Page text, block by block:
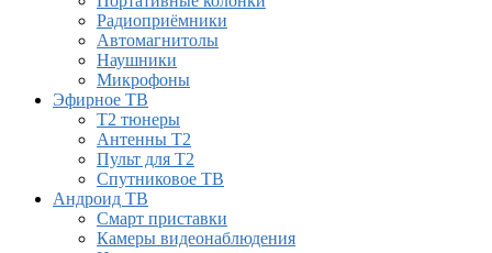
Радиоприёмники
Автомагнитолы
Наушники
Микрофоны
Эфирное ТВ
Т2 тюнеры
Антенны Т2
Пульт для Т2
Спутниковое ТВ
Андроид ТВ
Смарт приставки
Камеры видеонаблюдения